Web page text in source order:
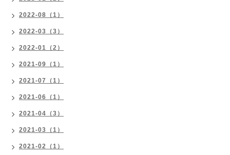
2022-08（1）
2022-03（3）
2022-01（2）
2021-09（1）
2021-07（1）
2021-06（1）
2021-04（3）
2021-03（1）
2021-02（1）